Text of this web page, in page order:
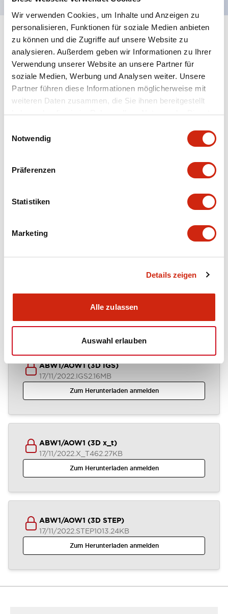
Wir verwenden Cookies, um Inhalte und Anzeigen zu
personalisieren, Funktionen für soziale Medien anbieten
zu können und die Zugriffe auf unsere Website zu
analysieren. Außerdem geben wir Informationen zu Ihrer
Verwendung unserer Website an unsere Partner für
soziale Medien, Werbung und Analysen weiter. Unsere
Partner führen diese Informationen möglicherweise mit
weiteren Daten zusammen, die Sie ihnen bereitgestellt
haben oder die sie im Rahmen Ihrer Nutzung der Dienste
Notwendig
Präferenzen
Statistiken
Marketing
Details zeigen
Alle zulassen
Auswahl erlauben
Spezifikationen Alle erweitern
Aesthetic Specifications
Environmental Specifications
Mechanical Specifications
Mounting and Installation Specifications
Dokumente und Dateien
CAD-Dateien
ABW1/AOW1 (3D IGS)
17/11/2022.IGS2.16MB
Zum Herunterladen anmelden
ABW1/AOW1 (3D x_t)
17/11/2022.X_T462.27KB
Zum Herunterladen anmelden
ABW1/AOW1 (3D STEP)
17/11/2022.STEP1013.24KB
Zum Herunterladen anmelden